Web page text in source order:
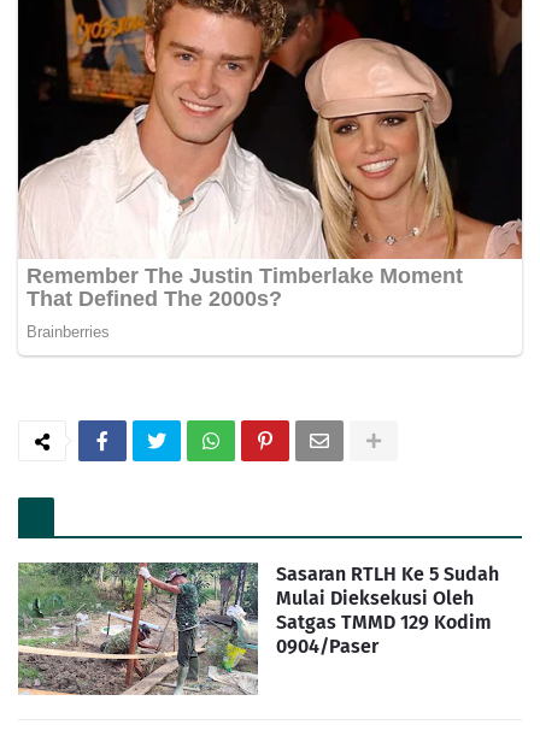
Sasaran RTLH Ke 5 Sudah
Mulai Dieksekusi Oleh
Satgas TMMD 129 Kodim
0904/Paser